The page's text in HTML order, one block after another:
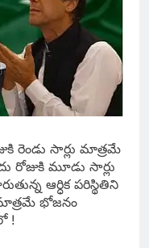
రెండు సార్లు మాత్రమే
రోజుకి మూడు సార్లు
ఆర్ధిక పరిస్థితిని
మాత్రమే భోజనం
!